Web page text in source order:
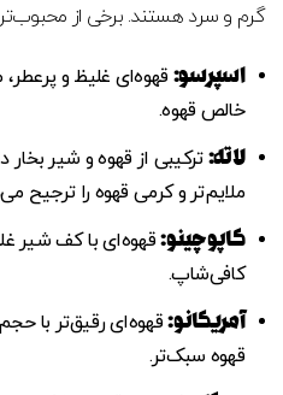
گرم و سرد هستند. برخی از
اسپرسو: قهوه‌ای غلیظ و
خالص قهوه.
لاته:ترکیبی از قهوه و شیر
ملایم‌تر و کرمی قهوه را ترجیح
کاپوچینو:قهوه‌ای با کف شیر
کافی‌شاپ.
آمریکانو:قهوه‌ای رقیق‌تر با
قهوه سبک‌تر.